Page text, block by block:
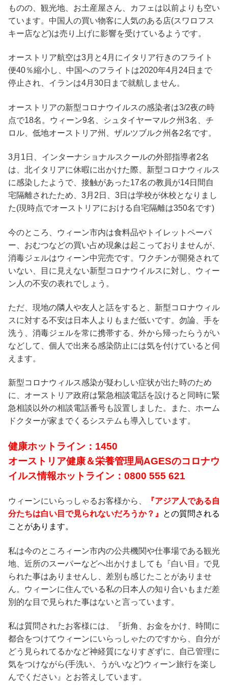
ものの、観光地、お土産屋さん、カフェは以前よりも空い
ています。中国人の買い物客に人気のある店(スワロフス
キー店など)は売り上げに影響を受けているようです。
オーストリア航空は3月と4月にイタリア行きのフライト
便40％縮小し、中国へのフライトは2020年4月24日まで
停止され、イランは4月30日まで就航しません。
オーストリアの新型コロナウイルスの感染者は3/2夜の時
点で18名。ウィーン9名、シュタイヤーマルク州3名、チ
ロル、低地オーストリア州、ザルツブルク州各2名です。
3月1日、インターナショナルスクールの外部指導者2名
は、北イタリアに休暇に出かけた際、新型コロナウィルス
に感染したようで、接触があった17名の教員が14日間自
宅隔離されたため、3月2日、3日は学校が休校となりまし
た(現時点でオーストリアにおける自宅隔離は350名です)
今のところ、ウィーン市内は食料品やトイレットペーパ
ー、おむつなどの買い占め現象は起こっておりませんが、
消毒ジェルはウィーン中完売です。ワクチンが開発されて
いない、目に見えない新型コロナウイルスに対し、ウィー
ン人の不安の表れでしょう。
ただ、現地の隣人や友人と話をすると、新型コロナウィル
スに対する不安は日本人よりもまだ低いです。勿論、手を
洗う、消毒ジェルを常に携帯する、外から帰ったらうがい
などして、個人で出来る感染防止には気を付けていると伺
えます。
新型コロナウィルス感染が疑わしい症状が出た時のため
に、オーストリア政府は緊急相談電話を設けると同時に緊
急相談以外の相談電話番号も設置しました。また、ホーム
ドクターが家までくるシステムも導入しています。
健康ホットライン：1450
オーストリア健康＆栄養管理局AGESのコロナウ
イルス情報ホットライン：0800 555 621
ウィーンにいらっしゃるお客様から、
『アジア人である自
分たちは白い目で見られないだろうか？』
との質問される
ことがあります。
私は今のところィーン市内の公共機関や仕事場である観光
地、近所のスーパーなどへ出かけましても『白い目』で見
られた事はありませんし、差別も感じたことがありませ
ん。ウィーンに住んでいる私の日本人の知り合いもまだ差
別的な目で見られた事はないと言っています。
私は質問されたお客様には、『折角、お金をかけ、時間に
都合をつけてウィーンにいらっしゃたのですから、自分が
どう見られてるかなど神経質になりすぎずに、自己管理に
気をつけながら(手洗い、うがいなど)ウィーン旅行を楽し
んでください』とお答えしています。